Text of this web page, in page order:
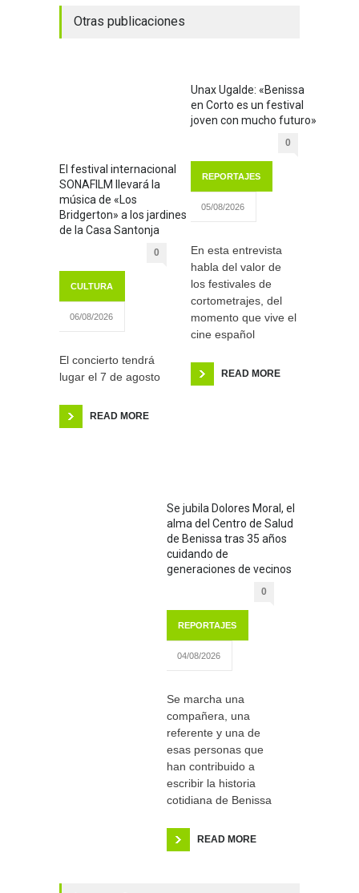
Otras publicaciones
El festival internacional
SONAFILM llevará la
música de «Los
Bridgerton» a los jardines
de la Casa Santonja
0
CULTURA
06/08/2026
El concierto tendrá
lugar el 7 de agosto
READ MORE
Unax Ugalde: «Benissa
en Corto es un festival
joven con mucho futuro»
0
REPORTAJES
05/08/2026
En esta entrevista
habla del valor de
los festivales de
cortometrajes, del
momento que vive el
cine español
READ MORE
Se jubila Dolores Moral, el
alma del Centro de Salud
de Benissa tras 35 años
cuidando de
generaciones de vecinos
0
REPORTAJES
04/08/2026
Se marcha una
compañera, una
referente y una de
esas personas que
han contribuido a
escribir la historia
cotidiana de Benissa
READ MORE